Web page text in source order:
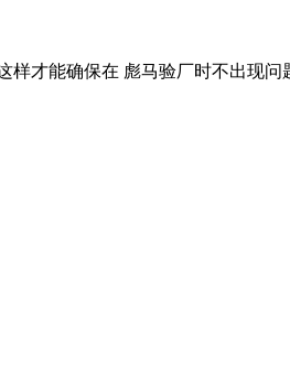
样才能确保在 彪马验厂时不出现